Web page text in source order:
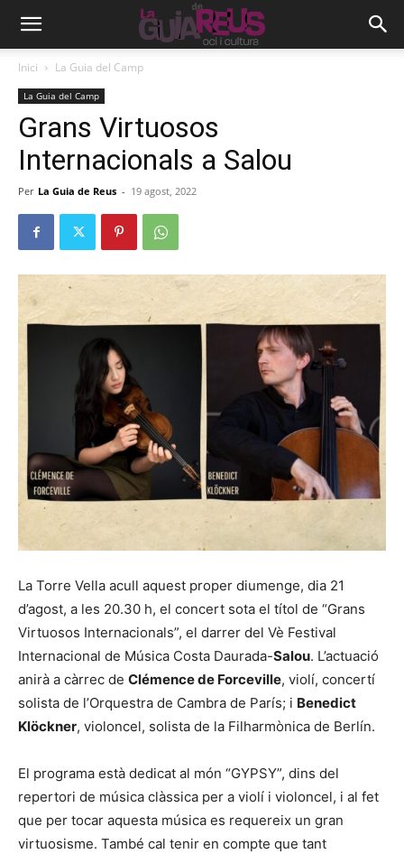
Inici La Guia del Camp
La Guia del Camp
Grans Virtuosos
Internacionals a Salou
Per La Guia de Reus - 19 agost, 2022
La Torre Vella acull aquest proper diumenge, dia 21
d’agost, a les 20.30 h, el concert sota el títol de “Grans
Virtuosos Internacionals”, el darrer del Vè Festival
Internacional de Música Costa Daurada-Salou. L’actuació
anirà a càrrec de Clémence de Forceville, violí, concertí
solista de l’Orquestra de Cambra de París; i Benedict
Klöckner, violoncel, solista de la Filharmònica de Berlín.
El programa està dedicat al món “GYPSY”, dins del
repertori de música clàssica per a violí i violoncel, i al fet
que per tocar aquesta música es requereix un gran
virtuosisme. També cal tenir en compte que tant